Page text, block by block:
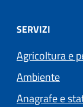
SERVIZI
Agricoltura e
Ambiente
Anagrafe e